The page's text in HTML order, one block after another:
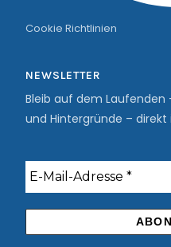
Cookie Richtlinien
NEWSLETTER
Bleib auf dem Laufenden
und Hintergründe – direkt